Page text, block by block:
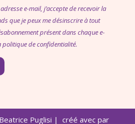
e-mail, j’accepte de recevoir la
que je peux me désinscrire à tout
présent dans chaque e-
de confidentialité.
Puglisi | créé avec par